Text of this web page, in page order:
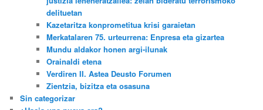
delituetan
Kazetaritza konprometitua krisi garaietan
Merkatalaren 75. urteurrena: Enpresa eta gizartea
Mundu aldakor honen argi-ilunak
Orainaldi etena
Verdiren II. Astea Deusto Forumen
Zientzia, bizitza eta osasuna
Sin categorizar